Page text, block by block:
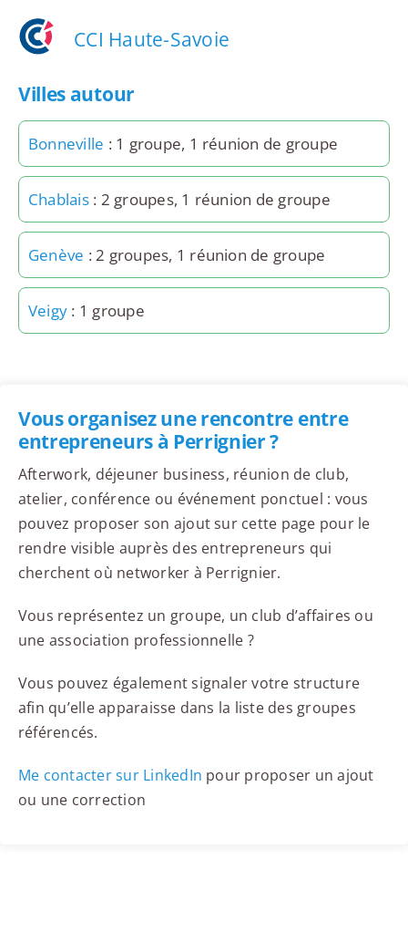
CCI Haute-Savoie
Villes autour
Bonneville : 1 groupe, 1 réunion de groupe
Chablais: 2 groupes, 1 réunion de groupe
Genève : 2 groupes, 1 réunion de groupe
Veigy : 1 groupe
Vous organisez une rencontre entre
entrepreneurs à Perrignier ?
Afterwork, déjeuner business, réunion de club,
atelier, conférence ou événement ponctuel : vous
pouvez proposer son ajout sur cette page pour le
rendre visible auprès des entrepreneurs qui
cherchent où networker à Perrignier.
Vous représentez un groupe, un club d’affaires ou
une association professionnelle ?
Vous pouvez également signaler votre structure
afin qu’elle apparaisse dans la liste des groupes
référencés.
Me contacter sur LinkedIn pour proposer un ajout
ou une correction